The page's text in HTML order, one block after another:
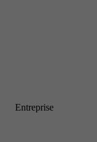
Entreprise